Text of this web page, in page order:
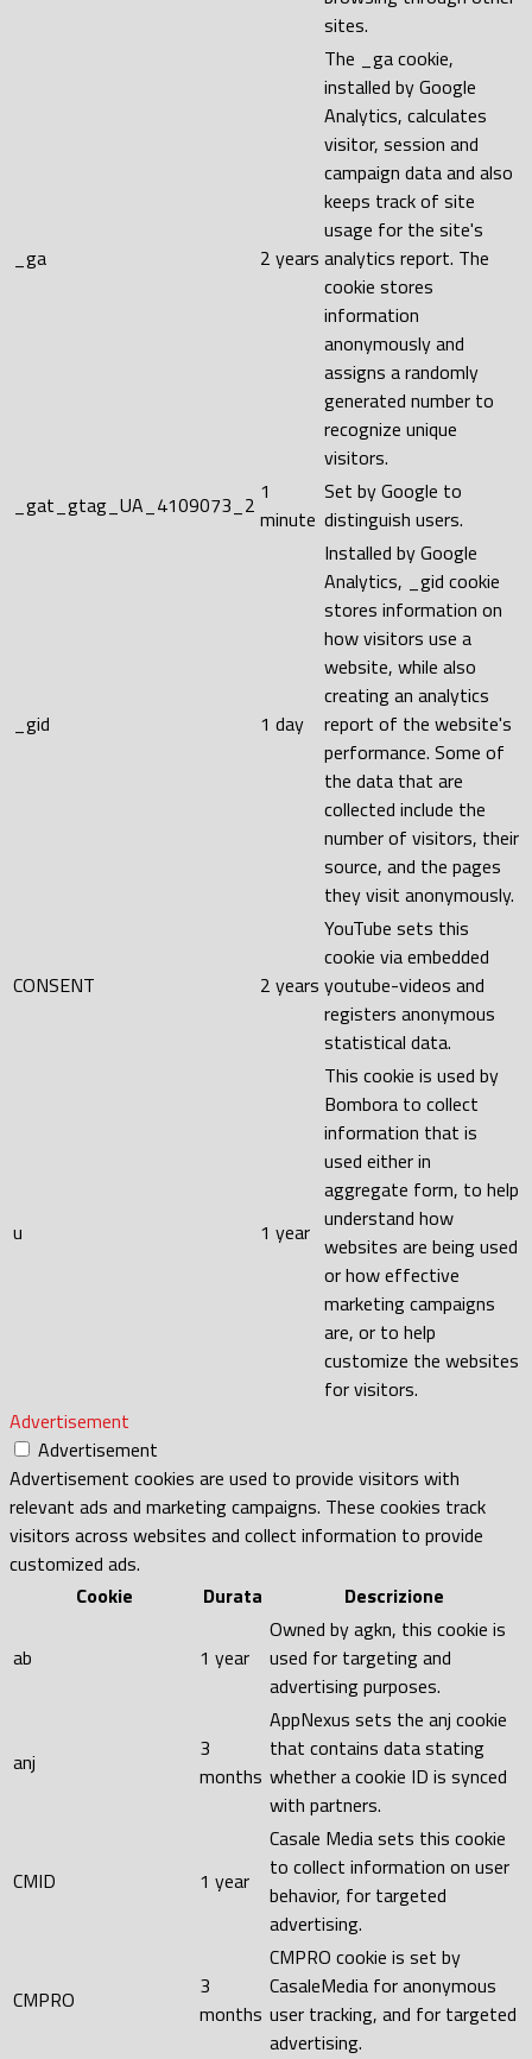
sites.
_ga 2 years
The _ga cookie,
installed by Google
Analytics, calculates
visitor, session and
campaign data and also
keeps track of site
usage for the site's
analytics report. The
cookie stores
information
anonymously and
assigns a randomly
generated number to
recognize unique
visitors.
_gat_gtag_UA_4109073_2 1
minute
Set by Google to
distinguish users.
_gid 1 day
Installed by Google
Analytics, _gid cookie
stores information on
how visitors use a
website, while also
creating an analytics
report of the website's
performance. Some of
the data that are
collected include the
number of visitors, their
source, and the pages
they visit anonymously.
CONSENT 2 years
YouTube sets this
cookie via embedded
youtube-videos and
registers anonymous
statistical data.
u 1 year
This cookie is used by
Bombora to collect
information that is
used either in
aggregate form, to help
understand how
websites are being used
or how effective
marketing campaigns
are, or to help
customize the websites
for visitors.
Advertisement
Advertisement
Advertisement cookies are used to provide visitors with
relevant ads and marketing campaigns. These cookies track
visitors across websites and collect information to provide
customized ads.
Cookie
Durata Descrizione
ab 1 year
Owned by agkn, this cookie is
used for targeting and
advertising purposes.
anj
3
months
AppNexus sets the anj cookie
that contains data stating
whether a cookie ID is synced
with partners.
CMID 1 year
Casale Media sets this cookie
to collect information on user
behavior, for targeted
advertising.
CMPRO
3
months
CMPRO cookie is set by
CasaleMedia for anonymous
user tracking, and for targeted
advertising.